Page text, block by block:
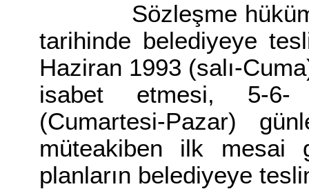
Sözleşme
tarihinde belediyeye
Haziran 1993 (salı-
isabet etmesi, 5-6-
(Cumartesi-Pazar)
müteakiben ilk mesai
planların belediyeye